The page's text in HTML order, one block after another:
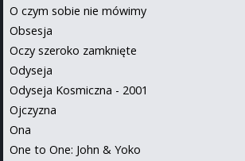
O czym sobie nie mówimy
Obsesja
Oczy szeroko zamknięte
Odyseja
Odyseja Kosmiczna - 2001
Ojczyzna
Ona
One to One: John & Yoko